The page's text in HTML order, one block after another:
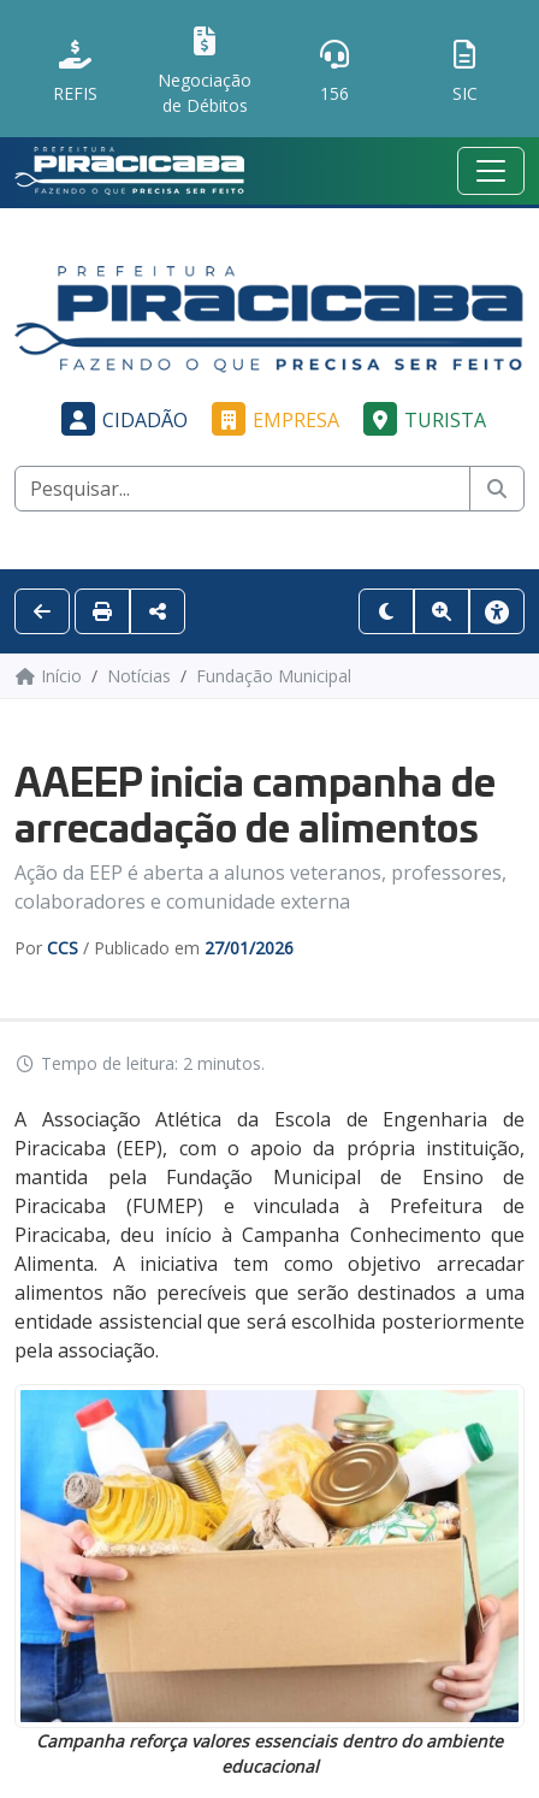
REFIS
Negociação
de Débitos
156 SIC
CIDADÃO EMPRESA TURISTA
Início Notícias Fundação Municipal
AAEEP inicia campanha de
arrecadação de alimentos
Ação da EEP é aberta a alunos veteranos, professores,
colaboradores e comunidade externa
Por CCS / Publicado em 27/01/2026
Tempo de leitura: 2 minutos.
A Associação Atlética da Escola de Engenharia de
Piracicaba (EEP), com o apoio da própria instituição,
mantida pela Fundação Municipal de Ensino de
Piracicaba (FUMEP) e vinculada à Prefeitura de
Piracicaba, deu início à Campanha Conhecimento que
Alimenta. A iniciativa tem como objetivo arrecadar
alimentos não perecíveis que serão destinados a uma
entidade assistencial que será escolhida posteriormente
pela associação.
Campanha reforça valores essenciais dentro do ambiente
educacional